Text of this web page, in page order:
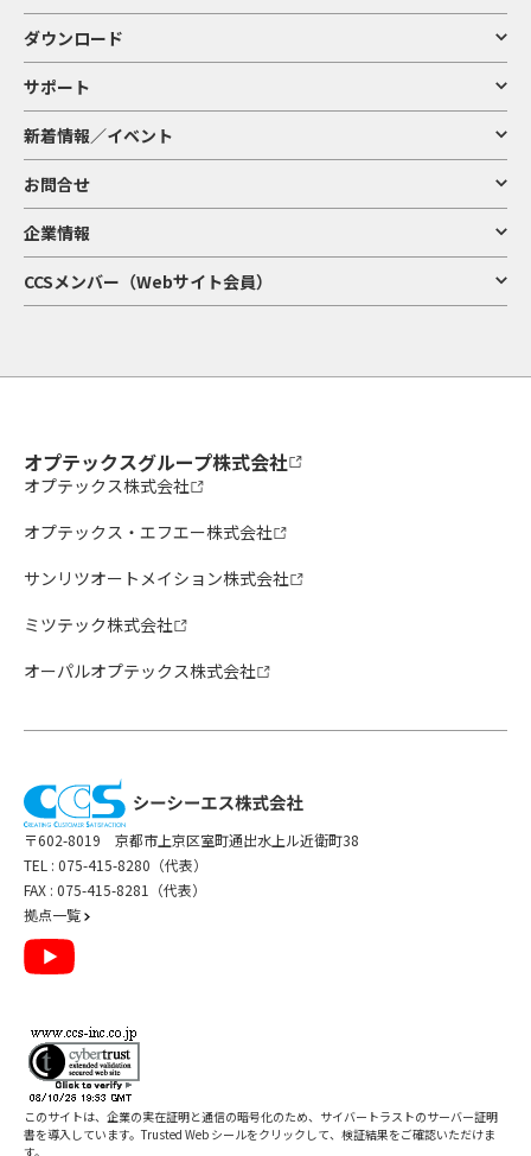
ダウンロード
サポート
新着情報／イベント
お問合せ
企業情報
CCSメンバー（Webサイト会員）
オプテックスグループ株式会社
オプテックス株式会社
オプテックス・エフエー株式会社
サンリツオートメイション株式会社
ミツテック株式会社
オーパルオプテックス株式会社
〒602-8019 京都市上京区室町通出水上ル近衛町38
TEL : 075-415-8280（代表）
FAX : 075-415-8281（代表）
拠点一覧
このサイトは、企業の実在証明と通信の暗号化のため、サイバートラストのサーバー証明
書を導入しています。Trusted Web シールをクリックして、検証結果をご確認いただけま
す。